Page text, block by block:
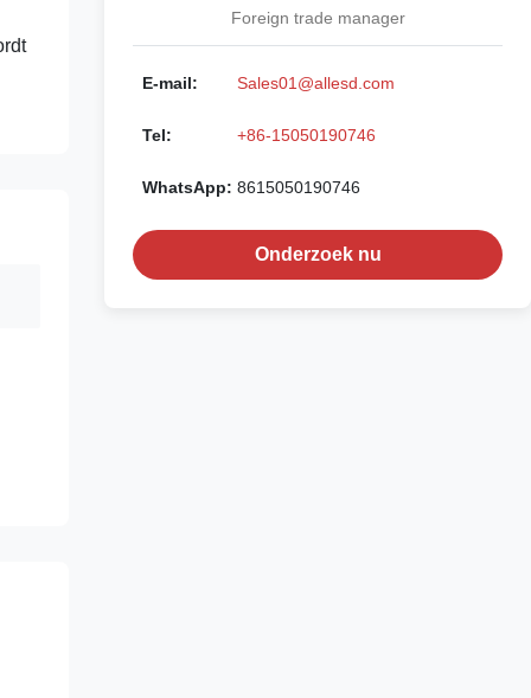
Foreign trade manager
E-mail: Sales01@allesd.com
Tel: +86-15050190746
WhatsApp: 8615050190746
Onderzoek nu